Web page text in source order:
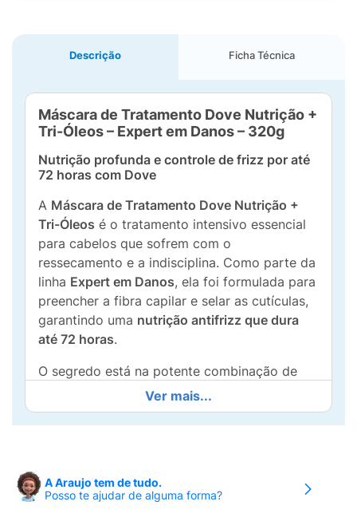
Descrição Ficha Técnica
Máscara de Tratamento Dove Nutrição +
Tri-Óleos – Expert em Danos – 320g
Nutrição profunda e controle de frizz por até
72 horas com Dove
A Máscara de Tratamento Dove Nutrição +
Tri-Óleos é o tratamento intensivo essencial
para cabelos que sofrem com o
ressecamento e a indisciplina. Como parte da
linha Expert em Danos, ela foi formulada para
preencher a fibra capilar e selar as cutículas,
garantindo uma nutrição antifrizz que dura
até 72 horas.
O segredo está na potente combinação de
óleos nutritivos e tecnologia de ponta:
Tri-Óleos:Uma mistura exclusiva de óleos
elasticidade e o brilho.
Ver mais...
A Araujo tem de tudo.
Posso te ajudar de alguma forma?